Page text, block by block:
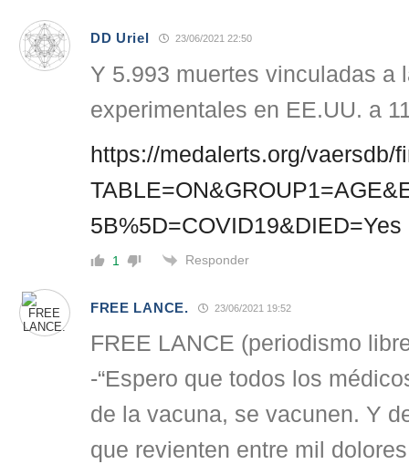
DD Uriel 23/06/2021 22:50
Y 5.993 muertes vinculadas a
experimentales en EE.UU. a
https://medalerts.org/vaersdb/
5B%5D=COVID19&DIED=Yes
1 Responder
FREE LANCE. 23/06/2021 19:52
FREE LANCE (periodismo
-“Espero que todos los
de la vacuna, se vacunen. Y
que revienten entre mil